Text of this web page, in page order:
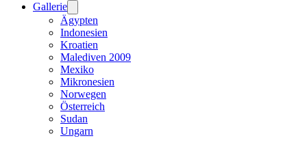
Gallerie
Ägypten
Indonesien
Kroatien
Malediven 2009
Mexiko
Mikronesien
Norwegen
Österreich
Sudan
Ungarn